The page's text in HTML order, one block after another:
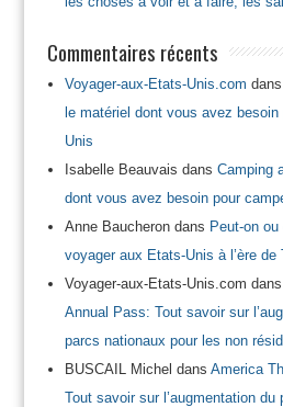
Commentaires récents
Voyager-aux-Etats-Unis.com dans
le matériel dont vous avez
Unis
Isabelle Beauvais dans Camping
dont vous avez besoin pour
Anne Baucherondans Peut-on
voyager aux Etats-Unis à l’ère de
Voyager-aux-Etats-Unis.com dans
Annual Pass: Tout savoir sur
parcs nationaux pour les non
BUSCAIL Michel dans America
Tout savoir sur l’augmentation